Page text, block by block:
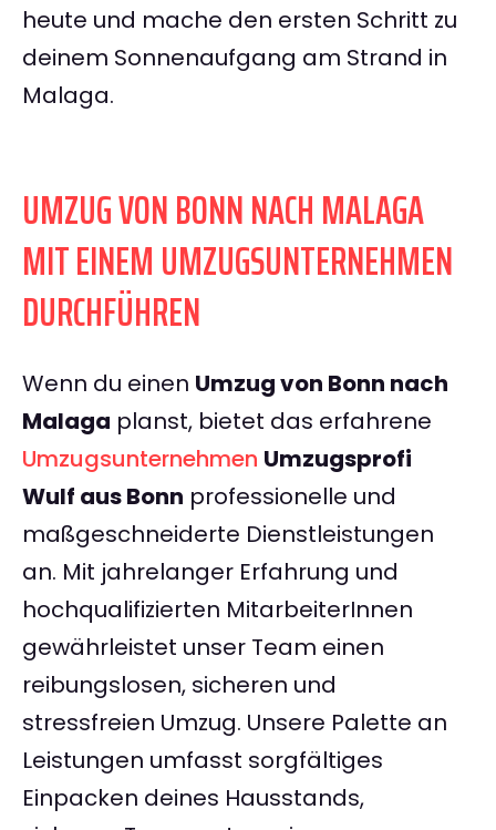
heute und mache den ersten Schritt zu
deinem Sonnenaufgang am Strand in
Malaga.
UMZUG VON BONN NACH MALAGA
MIT EINEM UMZUGSUNTERNEHMEN
DURCHFÜHREN
Wenn du einen Umzug von Bonn nach
Malaga planst, bietet das erfahrene
Umzugsunternehmen Umzugsprofi
Wulf aus Bonn professionelle und
maßgeschneiderte Dienstleistungen
an. Mit jahrelanger Erfahrung und
hochqualifizierten MitarbeiterInnen
gewährleistet unser Team einen
reibungslosen, sicheren und
stressfreien Umzug. Unsere Palette an
Leistungen umfasst sorgfältiges
Einpacken deines Hausstands,